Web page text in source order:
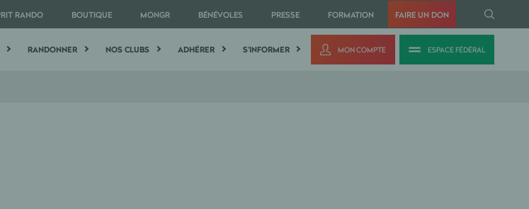
RANDO BOUTIQUE MONGR BÉNÉVOLES PRESSE FORMATION FAIRE UN DON
RANDONNER NOS CLUBS ADHÉRER S'INFORMER MON COMPTE ESPACE FÉDÉRAL